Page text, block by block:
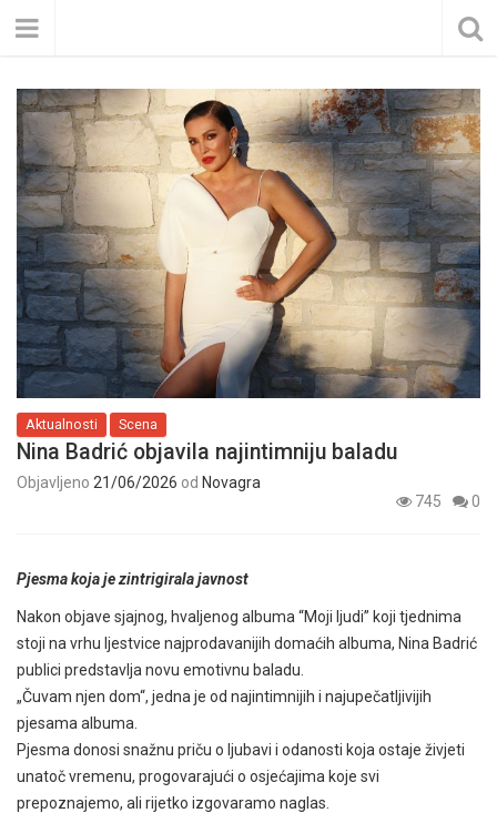
Aktualnosti Scena
Nina Badrić objavila najintimniju baladu
Objavljeno 21/06/2026 od Novagra
745
0
Pjesma koja je zintrigirala javnost
Nakon objave sjajnog, hvaljenog albuma “Moji ljudi” koji tjednima
stoji na vrhu ljestvice najprodavanijih domaćih albuma, Nina Badrić
publici predstavlja novu emotivnu baladu.
„Čuvam njen dom“, jedna je od najintimnijih i najupečatljivijih
pjesama albuma.
Pjesma donosi snažnu priču o ljubavi i odanosti koja ostaje živjeti
unatoč vremenu, progovarajući o osjećajima koje svi
prepoznajemo, ali rijetko izgovaramo naglas.